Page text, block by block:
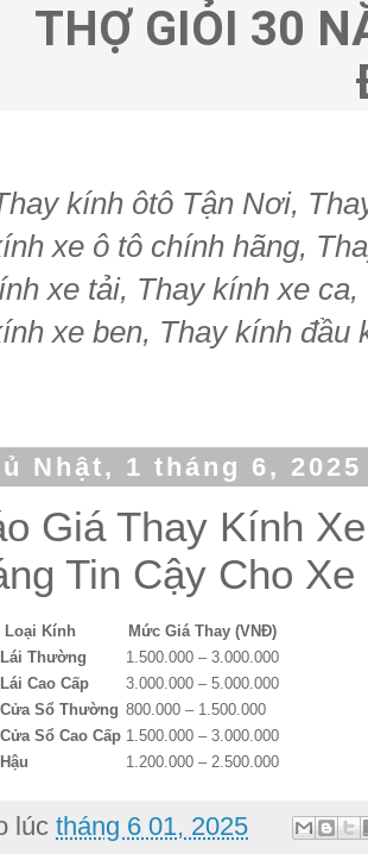
THỢ GIỎI 30
kính ôtô Tận Nơi,
xe ô tô chính hãng,
xe tải, Thay kính xe
xe ben, Thay kính đầu
Nhật, 1 tháng 6, 2025
Giá Thay Kính
Tin Cậy Cho Xe
Loại Kính
Mức Giá Thay (VNĐ)
Thường
1.500.000 – 3.000.000
Cao Cấp
3.000.000 – 5.000.000
Sổ Thường 800.000 – 1.500.000
Sổ Cao Cấp 1.500.000 – 3.000.000
1.200.000 – 2.500.000
lúc tháng 6 01, 2025